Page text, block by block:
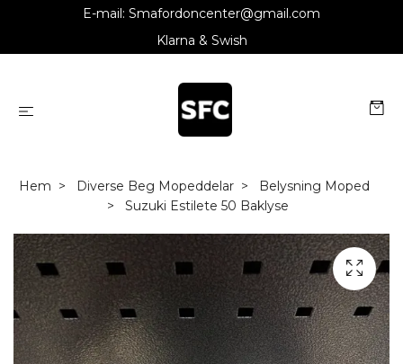
E-mail: Smafordoncenter@gmail.com
Klarna & Swish
Hem Diverse Beg Mopeddelar
Belysning Moped
Suzuki Estilete 50 Baklyse